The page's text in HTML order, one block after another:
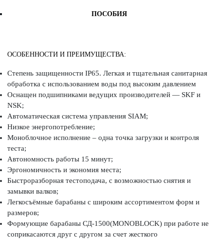
ПОСОБИЯ
ОСОБЕННОСТИ И ПРЕИМУЩЕСТВА:
Степень защищенности IP65. Легкая и тщательная санитарная
обработка с использованием воды под высоким давлением
Оснащен подшипниками ведущих производителей — SKF и
NSK;
Автоматическая система управления SIAM;
Низкое энергопотребление;
Моноблочное исполнение – одна точка загрузки и контроля
теста;
Автономность работы 15 минут;
Эргономичность и экономия места;
Быстроразборная тестоподача, с возможностью снятия и
замывки валков;
Легкосъёмные барабаны с широким ассортиментом форм и
размеров;
Формующие барабаны СД-1500(MONOBLOCK) при работе не
соприкасаются друг с другом за счет жесткого